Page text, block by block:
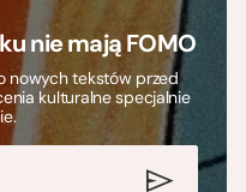
nie mają FOMO
nowych tekstów przed
kulturalne specjalnie